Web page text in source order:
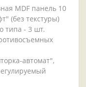
MDF панель 10
(без текстуры)
типа - 3 шт.
автомат",